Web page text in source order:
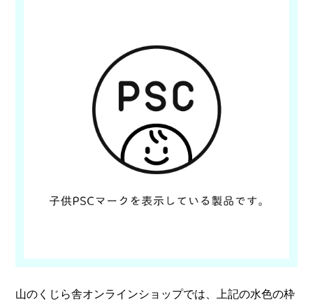
山のくじら舎オンラインショップでは、上記の水色の枠